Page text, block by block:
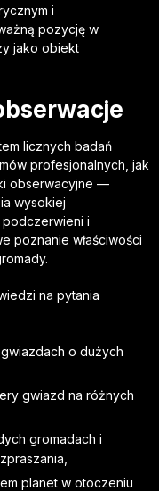
i
pozycję w
jako obiekt
licznych badań
profesjonalnych, jak
obserwacyjne —
wysokiej
i
poznanie właściwości
na pytania
o dużych
gwiazd na różnych
gromadach i
planet w otoczeniu